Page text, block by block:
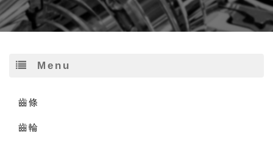
Menu
齒條
齒輪